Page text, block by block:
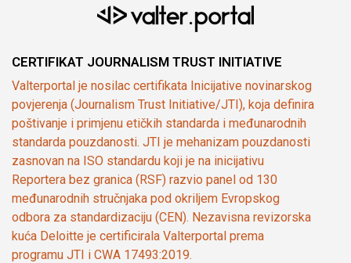
CERTIFIKAT JOURNALISM TRUST INITIATIVE
Valterportal je nosilac certifikata Inicijative novinarskog
povjerenja (Journalism Trust Initiative/JTI), koja definira
poštivanje i primjenu etičkih standarda i međunarodnih
standarda pouzdanosti. JTI je mehanizam pouzdanosti
zasnovan na ISO standardu koji je na inicijativu
Reportera bez granica (RSF) razvio panel od 130
međunarodnih stručnjaka pod okriljem Evropskog
odbora za standardizaciju (CEN). Nezavisna revizorska
kuća Deloitte je certificirala Valterportal prema
programu JTI i CWA 17493:2019.